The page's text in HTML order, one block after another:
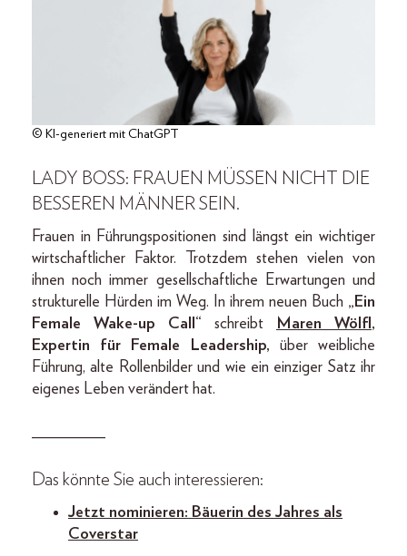
© KI-generiert mit ChatGPT
LADY BOSS: FRAUEN MÜSSEN NICHT DIE
BESSEREN MÄNNER SEIN.
Frauen in Führungspositionen sind längst ein wichtiger
wirtschaftlicher Faktor. Trotzdem stehen vielen von
ihnen noch immer gesellschaftliche Erwartungen und
strukturelle Hürden im Weg. In ihrem neuen Buch „Ein
Female Wake-up Call“ schreibt Maren Wölfl ,
Expertin für Female Leadership, über weibliche
Führung, alte Rollenbilder und wie ein einziger Satz ihr
eigenes Leben verändert hat.
_________
Das könnte Sie auch interessieren:
Jetzt nominieren: Bäuerin des Jahres als
Coverstar